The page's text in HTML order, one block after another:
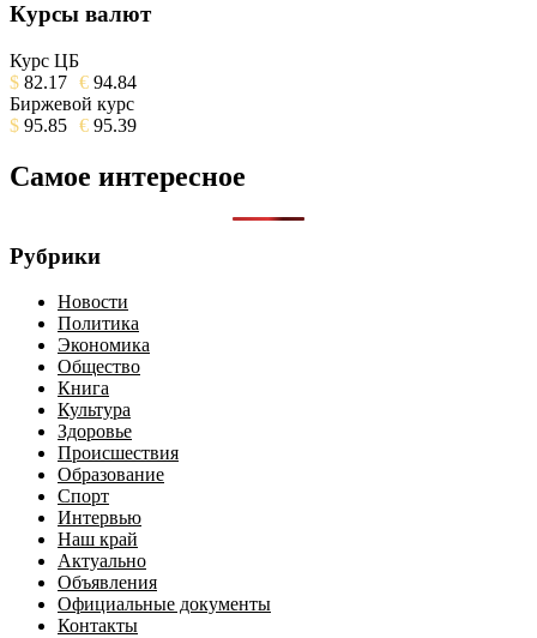
Курсы валют
Курс ЦБ
$ 82.17 € 94.84
Биржевой курс
$ 95.85 € 95.39
Самое интересное
Рубрики
Новости
Политика
Экономика
Общество
Книга
Культура
Здоровье
Происшествия
Образование
Спорт
Интервью
Наш край
Актуально
Объявления
Официальные документы
Контакты